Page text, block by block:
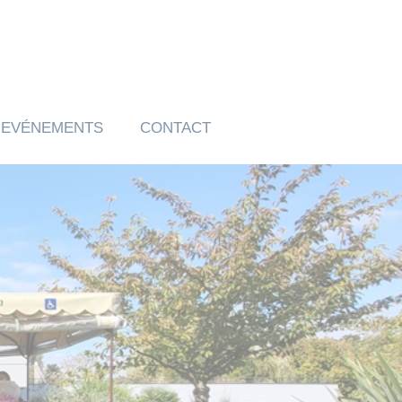
EVÉNEMENTS CONTACT